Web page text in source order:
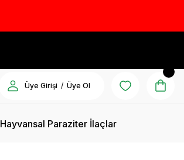
Üye Girişi / Üye Ol
Hayvansal Paraziter İlaçlar